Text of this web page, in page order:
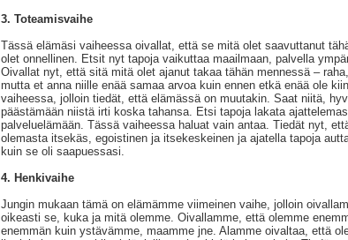
3. Toteamisvaihe
Tässä elämäsi vaiheessa oivallat, että se mitä olet saavuttanut
olet onnellinen. Etsit nyt tapoja vaikuttaa maailmaan, palvella
Oivallat nyt, että sitä mitä olet ajanut takaa tähän mennessä –
mutta et anna niille enää samaa arvoa kuin ennen etkä enää ole
vaiheessa, jolloin tiedät, että elämässä on muutakin. Saat niitä,
päästämään niistä irti koska tahansa. Etsi tapoja lakata
palveluelämään. Tässä vaiheessa haluat vain antaa. Tiedät nyt,
olemasta itsekäs, egoistinen ja itsekeskeinen ja ajatella tapoja
kuin se oli saapuessasi.
4. Henkivaihe
Jungin mukaan tämä on elämämme viimeinen vaihe, jolloin
oikeasti se, kuka ja mitä olemme. Oivallamme, että olemme
enemmän kuin ystävämme, maamme jne. Alamme oivaltaa, että